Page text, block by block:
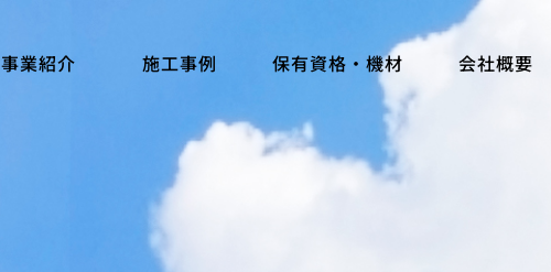
事業紹介 施工事例 保有資格・機材 会社概要